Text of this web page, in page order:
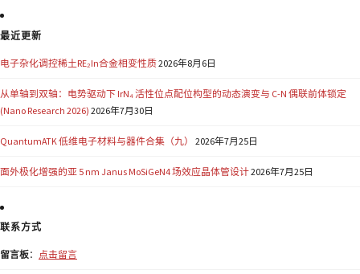
最近更新
电子杂化调控稀土RE₂In合金相变性质2026年8月6日
从单轴到双轴：电势驱动下 IrN₄ 活性位点配位构型的动态演变与 C-N 偶联前体锁定
(Nano Research 2026) 2026年7月30日
QuantumATK 低维电子材料与器件合集（九） 2026年7月25日
面外极化增强的亚 5 nm Janus MoSiGeN4 场效应晶体管设计2026年7月25日
联系方式
留言板： 点击留言